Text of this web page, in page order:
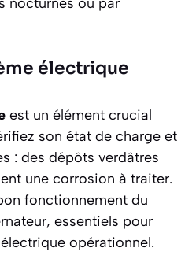
électrique
est un élément crucial
son état de charge et
: des dépôts verdâtres
une corrosion à traiter.
fonctionnement du
essentiels pour
opérationnel.